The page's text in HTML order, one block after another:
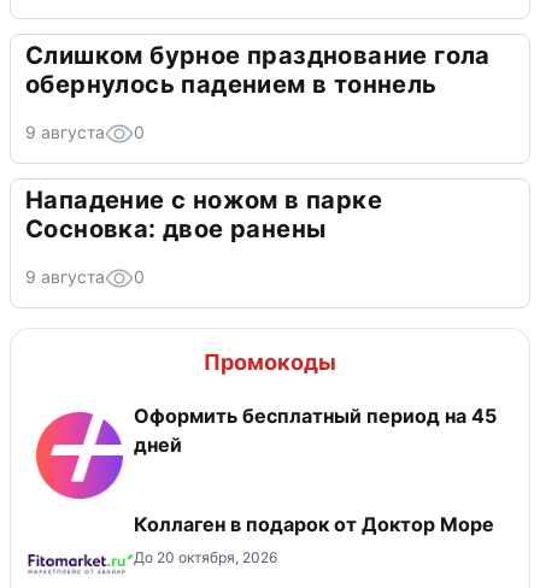
Слишком бурное празднование гола
обернулось падением в тоннель
9 августа 0
Нападение с ножом в парке
Сосновка: двое ранены
9 августа 0
Промокоды
Оформить бесплатный период на 45
дней
Коллаген в подарок от Доктор Море
До 20 октября, 2026